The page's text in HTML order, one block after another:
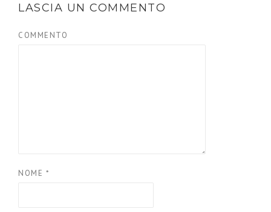
LASCIA UN COMMENTO
COMMENTO
NOME *